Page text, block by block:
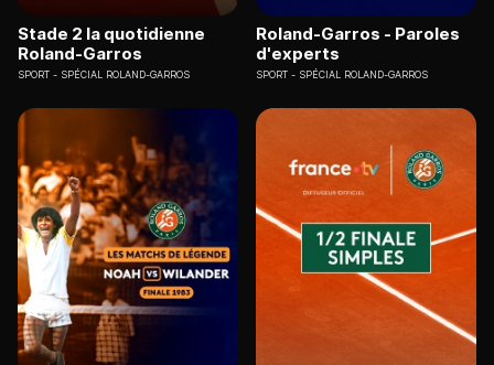
Stade 2 la quotidienne
Roland-Garros
SPORT SPÉCIAL ROLAND-GARROS
Roland-Garros - Paroles
d'experts
SPORT SPÉCIAL ROLAND-GARROS